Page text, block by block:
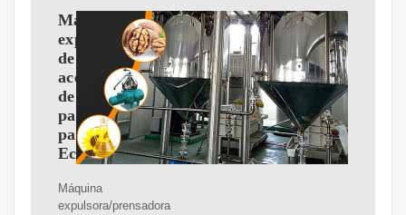
Máquina
expulsora/prensadora
de
aceite
de
palmiste
para
Ecuador
Máquina
expulsora/prensadora